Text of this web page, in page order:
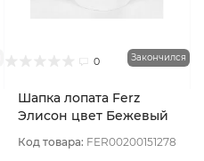
0 Закончился
Шапка лопата Ferz
Элисон цвет Бежевый
Код товара: FER00200151278